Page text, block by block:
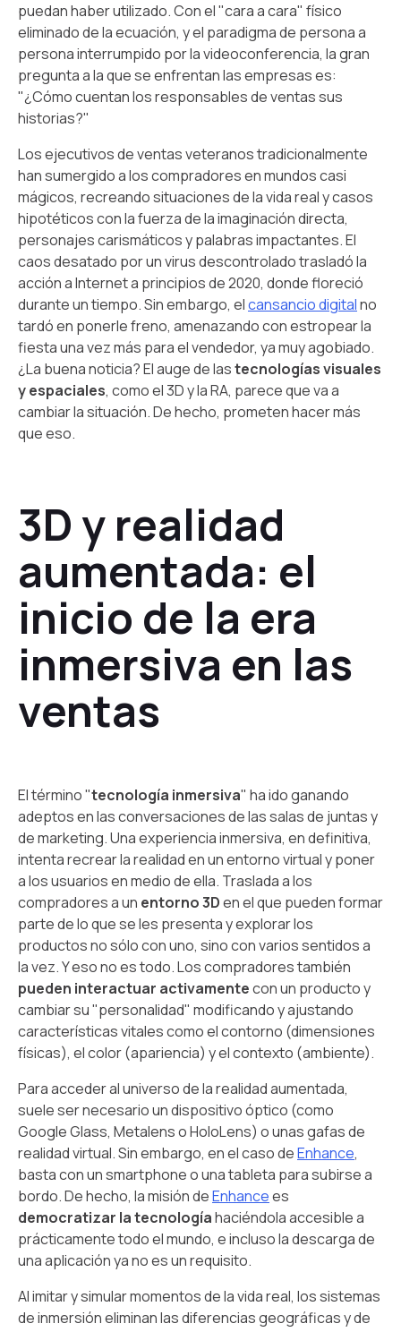
puedan haber utilizado. Con el "cara a cara" físico
eliminado de la ecuación, y el paradigma de persona a
persona interrumpido por la videoconferencia, la gran
pregunta a la que se enfrentan las empresas es:
"¿Cómo cuentan los responsables de ventas sus
historias?"
Los ejecutivos de ventas veteranos tradicionalmente
han sumergido a los compradores en mundos casi
mágicos, recreando situaciones de la vida real y casos
hipotéticos con la fuerza de la imaginación directa,
personajes carismáticos y palabras impactantes. El
caos desatado por un virus descontrolado trasladó la
acción a Internet a principios de 2020, donde floreció
durante un tiempo. Sin embargo, elcansancio digitalno
tardó en ponerle freno, amenazando con estropear la
fiesta una vez más para el vendedor, ya muy agobiado.
¿La buena noticia? El auge de lastecnologías visuales
y espaciales, como el 3D y la RA, parece que va a
cambiar la situación. De hecho, prometen hacer más
que eso.
3D y realidad
aumentada: el
inicio de la era
inmersiva en las
ventas
El término "tecnología inmersiva" ha ido ganando
adeptos en las conversaciones de las salas de juntas y
de marketing. Una experiencia inmersiva, en definitiva,
intenta recrear la realidad en un entorno virtual y poner
a los usuarios en medio de ella. Traslada a los
compradores a un entorno 3Den el que pueden formar
parte de lo que se les presenta y explorar los
productos no sólo con uno, sino con varios sentidos a
la vez. Y eso no es todo. Los compradores también
pueden interactuar activamentecon un producto y
cambiar su "personalidad" modificando y ajustando
características vitales como el contorno (dimensiones
físicas), el color (apariencia) y el contexto (ambiente).
Para acceder al universo de la realidad aumentada,
suele ser necesario un dispositivo óptico (como
Google Glass, Metalens o HoloLens) o unas gafas de
realidad virtual. Sin embargo, en el caso deEnhance,
basta con un smartphone o una tableta para subirse a
bordo. De hecho, la misión deEnhancees
democratizar la tecnologíahaciéndola accesible a
prácticamente todo el mundo, e incluso la descarga de
una aplicación ya no es un requisito.
Al imitar y simular momentos de la vida real, los sistemas
de inmersión eliminan las diferencias geográficas y de